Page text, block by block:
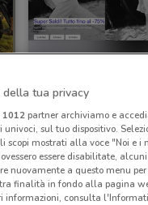
OVS
Scade il 31/08
della tua privacy
1012partner archiviamo e
sul tuo dispositivo.
scopi mostrati alla voce "Noi e
essere disabilitate,
nuovamente a questo menu
finalità in fondo alla pagina
informazioni, consulta